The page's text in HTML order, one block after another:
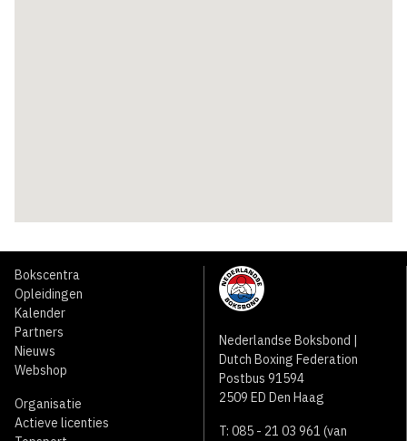
Bokscentra
Opleidingen
Kalender
Partners
Nieuws
Webshop
Organisatie
Actieve licenties
Nederlandse Boksbond |
Dutch Boxing Federation
Postbus 91594
2509 ED Den Haag
T: 085 - 21 03 961 (van